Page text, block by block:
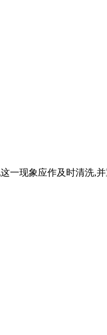
一现象应作及时清洗,